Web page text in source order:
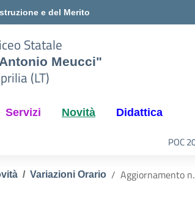
e del Merito
Statale
Meucci"
(LT)
Servizi Novità Didattica
POC
Variazioni Orario Aggiornamento